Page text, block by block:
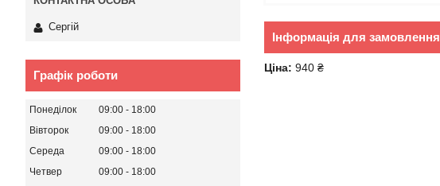
Інформація для замовлення
Ціна: 940 ₴
Сергій
Графік роботи
Понеділок 09:00
18:00
Вівторок
09:00
18:00
Середа
09:00
18:00
Четвер
09:00
18:00